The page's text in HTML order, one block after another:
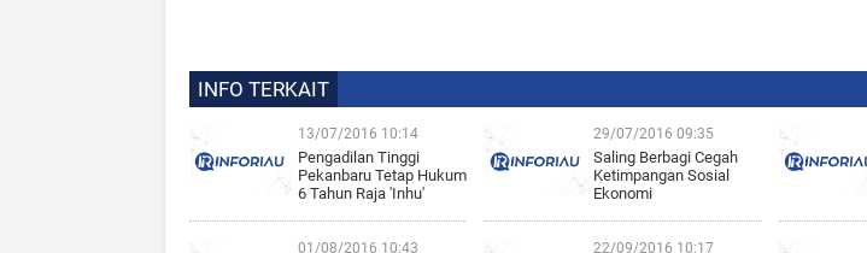
INFO TERKAIT
13/07/2016 10:14
Pengadilan Tinggi
Pekanbaru Tetap Hukum
6 Tahun Raja 'Inhu'
29/07/2016 09:35
Saling Berbagi Cegah
Ketimpangan Sosial
Ekonomi
01/08/2016 10:43 22/09/2016 10:17